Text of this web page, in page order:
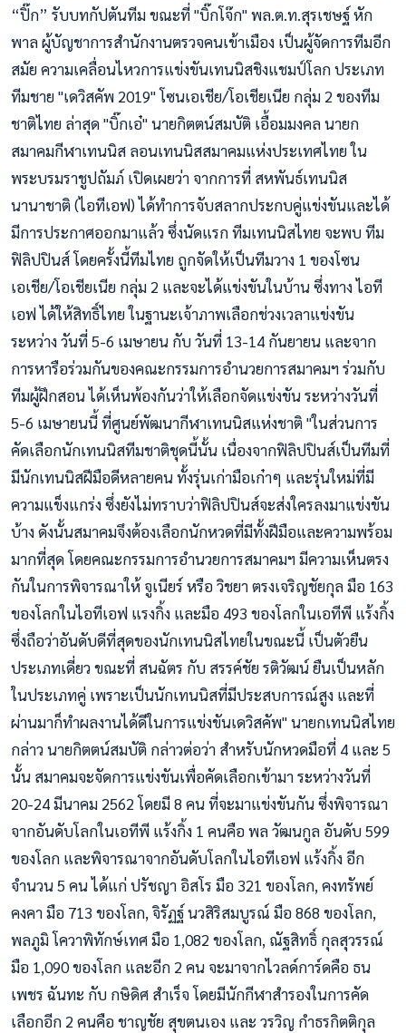
“ปิ๊ก” รับบทกัปตันทีม ขณะที่ "บิ๊กโจ๊ก" พล.ต.ท.สุรเชษฐ์ หัก
พาล ผู้บัญชาการสำนักงานตรวจคนเข้าเมือง เป็นผู้จัดการทีมอีก
สมัย ความเคลื่อนไหวการแข่งขันเทนนิสชิงแชมป์โลก ประเภท
ทีมชาย "เดวิสคัพ 2019" โซนเอเชีย/โอเชียเนีย กลุ่ม 2 ของทีม
ชาติไทย ล่าสุด "บิ๊กเอ๋" นายกิตตน์สมบัติ เอื้อมมงคล นายก
สมาคมกีฬาเทนนิส ลอนเทนนิสสมาคมแห่งประเทศไทย ใน
พระบรมราชูปถัมภ์ เปิดเผยว่า จากการที่ สหพันธ์เทนนิส
นานาชาติ (ไอทีเอฟ) ได้ทำการจับสลากประกบคู่แข่งขันและได้
มีการประกาศออกมาแล้ว ซึ่งนัดแรก ทีมเทนนิสไทย จะพบ ทีม
ฟิลิปปินส์ โดยครั้งนี้ทีมไทย ถูกจัดให้เป็นทีมวาง 1 ของโซน
เอเชีย/โอเชียเนีย กลุ่ม 2 และจะได้แข่งขันในบ้าน ซึ่งทาง ไอที
เอฟ ได้ให้สิทธิ์ไทย ในฐานะเจ้าภาพเลือกช่วงเวลาแข่งขัน
ระหว่าง วันที่ 5-6 เมษายน กับ วันที่ 13-14 กันยายน และจาก
การหารือร่วมกันของคณะกรรมการอำนวยการสมาคมฯ ร่วมกับ
ทีมผู้ฝึกสอน ได้เห็นพ้องกันว่าให้เลือกจัดแข่งขัน ระหว่างวันที่
5-6 เมษายนนี้ ที่ศูนย์พัฒนากีฬาเทนนิสแห่งชาติ "ในส่วนการ
คัดเลือกนักเทนนิสทีมชาติชุดนี้นั้น เนื่องจากฟิลิปปินส์เป็นทีมที่
มีนักเทนนิสฝีมือดีหลายคน ทั้งรุ่นเก่ามือเก๋าๆ และรุ่นใหม่ที่มี
ความแข็งแกร่ง ซึ่งยังไม่ทราบว่าฟิลิปปินส์จะส่งใครลงมาแข่งขัน
บ้าง ดังนั้นสมาคมจึงต้องเลือกนักหวดที่มีทั้งฝีมือและความพร้อม
มากที่สุด โดยคณะกรรมการอำนวยการสมาคมฯ มีความเห็นตรง
กันในการพิจารณาให้ จูเนียร์ หรือ วิชยา ตรงเจริญชัยกุล มือ 163
ของโลกในไอทีเอฟ แรงกิ้ง และมือ 493 ของโลกในเอทีพี แร้งกิ้ง
ซึ่งถือว่าอันดับดีที่สุดของนักเทนนิสไทยในขณะนี้ เป็นตัวยืน
ประเภทเดี่ยว ขณะที่ สนฉัตร กับ สรรค์ชัย รติวัฒน์ ยืนเป็นหลัก
ในประเภทคู่ เพราะเป็นนักเทนนิสที่มีประสบการณ์สูง และที่
ผ่านมาก็ทำผลงานได้ดีในการแข่งขันเดวิสคัพ" นายกเทนนิสไทย
กล่าว นายกิตตน์สมบัติ กล่าวต่อว่า สำหรับนักหวดมือที่ 4 และ 5
นั้น สมาคมจะจัดการแข่งขันเพื่อคัดเลือกเข้ามา ระหว่างวันที่
20-24 มีนาคม 2562 โดยมี 8 คน ที่จะมาแข่งขันกัน ซึ่งพิจารณา
จากอันดับโลกในเอทีพี แร้งกิ้ง 1 คนคือ พล วัฒนกูล อันดับ 599
ของโลก และพิจารณาจากอันดับโลกในไอทีเอฟ แร้งกิ้ง อีก
จำนวน 5 คน ได้แก่ ปรัชญา อิสโร มือ 321 ของโลก, คงทรัพย์
คงคา มือ 713 ของโลก, จิรัฏฐ์ นวสิริสมบูรณ์ มือ 868 ของโลก,
พลภูมิ โควาพิทักษ์เทศ มือ 1,082 ของโลก, ณัฐสิทธิ์ กุลสุวรรณ์
มือ 1,090 ของโลก และอีก 2 คน จะมาจากไวลด์การ์ดคือ ธน
เพชร ฉันทะ กับ กษิดิศ สำเร็จ โดยมีนักกีฬาสำรองในการคัด
เลือกอีก 2 คนคือ ชาญชัย สุขตนเอง และ วรวิญ กำธรกิตติกุล